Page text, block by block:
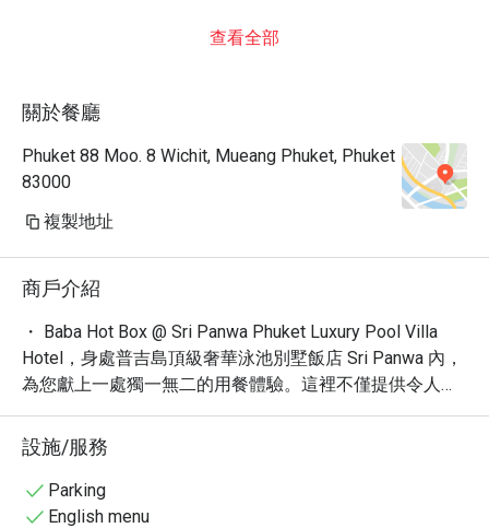
查看全部
關於餐廳
Phuket 88 Moo. 8 Wichit, Mueang Phuket, Phuket
83000
複製地址
商戶介紹
・ Baba Hot Box @ Sri Panwa Phuket Luxury Pool Villa
Hotel，身處普吉島頂級奢華泳池別墅飯店 Sri Panwa 內，
為您獻上一處獨一無二的用餐體驗。這裡不僅提供令人驚
嘆的壯麗景色，更瀰漫著濃厚的度假氛圍。網友一致好
評，認為這裡擁有「渡假村」、「夕陽」、「美」等絕佳
體驗，是放鬆身心的理想之地。
・ 坐擁一望無際的蔚藍海景，Baba Hot Box 讓你沉浸在五
星級的奢華享受中。您可以在此品嚐精緻的國際美食，或
設施/服務
Parking
English menu